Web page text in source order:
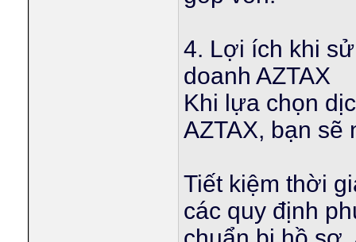
4. Lợi ích khi
doanh AZTAX
Khi lựa chọn
AZTAX, bạn
Tiết kiệm thời
các quy định